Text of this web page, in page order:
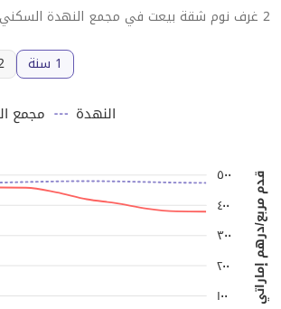
2 غرف نوم شقة بيعت في مجمع النهدة السكني و النهدة
1 سنة
2
قدم مربع/درهم إماراتي ١٠٠
٢٠٠
٣٠٠
٤٠٠
٥٠٠
مجمع النهدة